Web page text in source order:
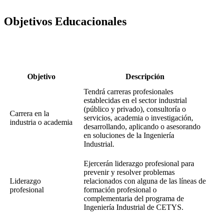
Objetivos Educacionales
Objetivo Descripción
Carrera en la
industria o academia
Tendrá carreras profesionales
establecidas en el sector industrial
(público y privado), consultoría o
servicios, academia o investigación,
desarrollando, aplicando o asesorando
en soluciones de la Ingeniería
Industrial.
Liderazgo
profesional
Ejercerán liderazgo profesional para
prevenir y resolver problemas
relacionados con alguna de las líneas de
formación profesional o
complementaria del programa de
Ingeniería Industrial de CETYS.